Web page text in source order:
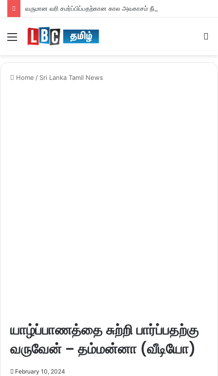
வருமான வரி சமர்ப்பிப்பதற்கான கால அவகாசம் நீடிப்பு
Home / Sri Lanka Tamil News
யாழ்ப்பாணத்தை சுற்றி பார்ப்பதற்கு
வருவேன் – தம்மன்னா (வீடியோ)
February 10, 2024